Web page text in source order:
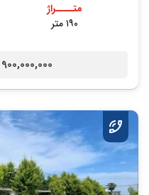
متــــراژ
۱۹۰ متر
900,000,000 تومان /